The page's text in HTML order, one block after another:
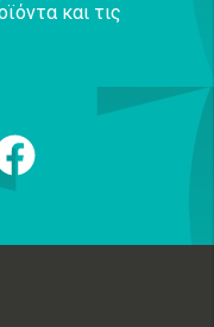
και τις